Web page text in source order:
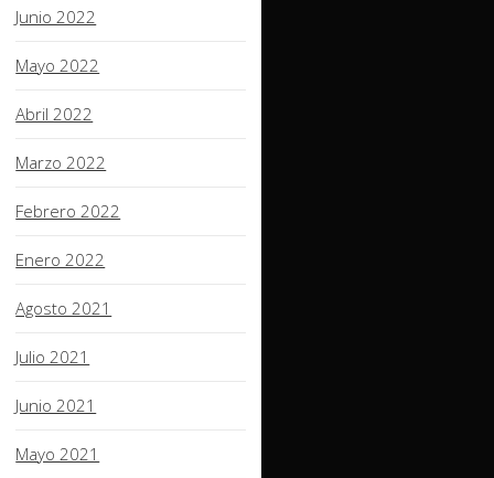
Junio 2022
Mayo 2022
Abril 2022
Marzo 2022
Febrero 2022
Enero 2022
Agosto 2021
Julio 2021
Junio 2021
Mayo 2021